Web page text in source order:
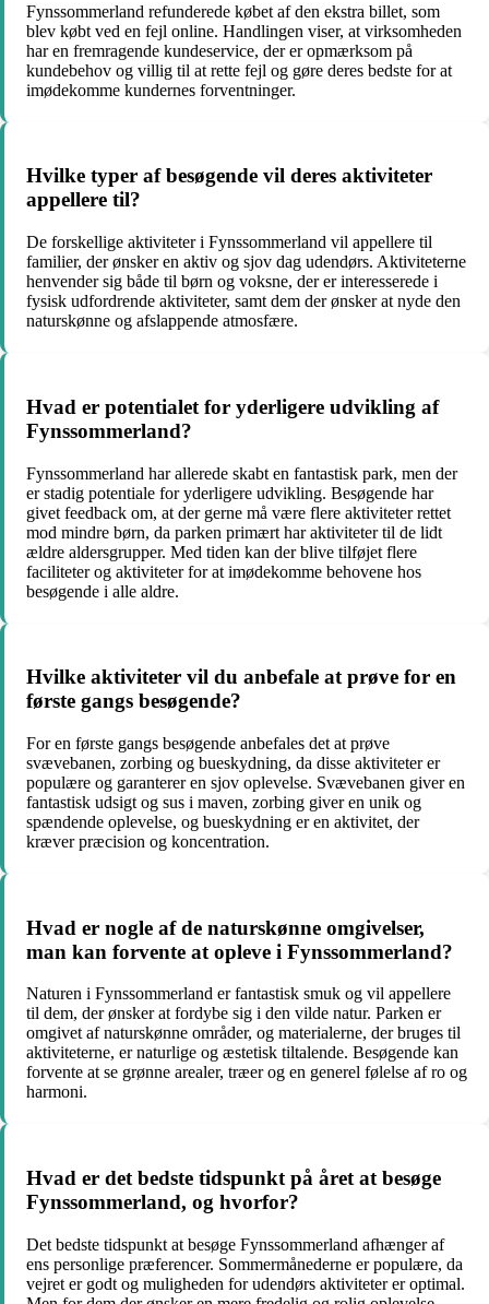
Fynssommerland refunderede købet af den ekstra billet, som
blev købt ved en fejl online. Handlingen viser, at virksomheden
har en fremragende kundeservice, der er opmærksom på
kundebehov og villig til at rette fejl og gøre deres bedste for at
imødekomme kundernes forventninger.
Hvilke typer af besøgende vil deres aktiviteter
appellere til?
De forskellige aktiviteter i Fynssommerland vil appellere til
familier, der ønsker en aktiv og sjov dag udendørs. Aktiviteterne
henvender sig både til børn og voksne, der er interesserede i
fysisk udfordrende aktiviteter, samt dem der ønsker at nyde den
naturskønne og afslappende atmosfære.
Hvad er potentialet for yderligere udvikling af
Fynssommerland?
Fynssommerland har allerede skabt en fantastisk park, men der
er stadig potentiale for yderligere udvikling. Besøgende har
givet feedback om, at der gerne må være flere aktiviteter rettet
mod mindre børn, da parken primært har aktiviteter til de lidt
ældre aldersgrupper. Med tiden kan der blive tilføjet flere
faciliteter og aktiviteter for at imødekomme behovene hos
besøgende i alle aldre.
Hvilke aktiviteter vil du anbefale at prøve for en
første gangs besøgende?
For en første gangs besøgende anbefales det at prøve
svævebanen, zorbing og bueskydning, da disse aktiviteter er
populære og garanterer en sjov oplevelse. Svævebanen giver en
fantastisk udsigt og sus i maven, zorbing giver en unik og
spændende oplevelse, og bueskydning er en aktivitet, der
kræver præcision og koncentration.
Hvad er nogle af de naturskønne omgivelser,
man kan forvente at opleve i Fynssommerland?
Naturen i Fynssommerland er fantastisk smuk og vil appellere
til dem, der ønsker at fordybe sig i den vilde natur. Parken er
omgivet af naturskønne områder, og materialerne, der bruges til
aktiviteterne, er naturlige og æstetisk tiltalende. Besøgende kan
forvente at se grønne arealer, træer og en generel følelse af ro og
harmoni.
Hvad er det bedste tidspunkt på året at besøge
Fynssommerland, og hvorfor?
Det bedste tidspunkt at besøge Fynssommerland afhænger af
ens personlige præferencer. Sommermånederne er populære, da
vejret er godt og muligheden for udendørs aktiviteter er optimal.